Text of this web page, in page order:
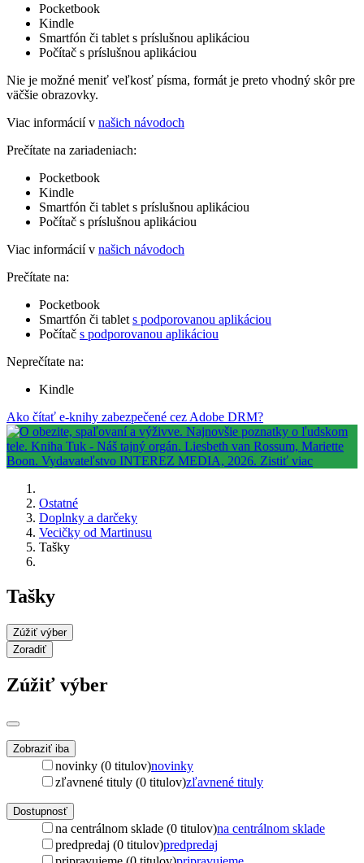
Pocketbook
Kindle
Smartfón či tablet s príslušnou aplikáciou
Počítač s príslušnou aplikáciou
Nie je možné meniť veľkosť písma, formát je preto vhodný skôr pre
väčšie obrazovky.
Viac informácií v našich návodoch
Prečítate na zariadeniach:
Pocketbook
Kindle
Smartfón či tablet s príslušnou aplikáciou
Počítač s príslušnou aplikáciou
Viac informácií v našich návodoch
Prečítate na:
Pocketbook
Smartfón či tablet s podporovanou aplikáciou
Počítač s podporovanou aplikáciou
Neprečítate na:
Kindle
Ako čítať e-knihy zabezpečené cez Adobe DRM?
Ostatné
Doplnky a darčeky
Vecičky od Martinusu
Tašky
Tašky
Zúžiť výber
Zoradiť
Zúžiť výber
Zobraziť iba
novinky (0 titulov)novinky
zľavnené tituly (0 titulov)zľavnené tituly
Dostupnosť
na centrálnom sklade (0 titulov)na centrálnom sklade
predpredaj (0 titulov)predpredaj